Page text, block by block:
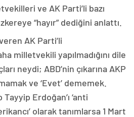
ve AK Parti’li bazı
“hayır” dediğini anlattı.
AK Parti’li
milletvekili yapılmadığını dile
neydi; ABD’nin çıkarına AKP
ve ‘Evet’ dememek.
Erdoğan’ı ‘anti
olarak tanımlarsa 1 Mart